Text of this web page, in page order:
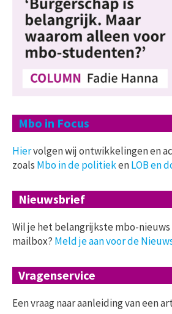
Mbo in Focus
Hiervolgen wij ontwikkelingen en
zoals Mbo in de politiekenLOB en
Nieuwsbrief
Wil je het belangrijkste mbo-nieuws
mailbox? Meld je aan voor de
Vragenservice
Een vraag naar aanleiding van een